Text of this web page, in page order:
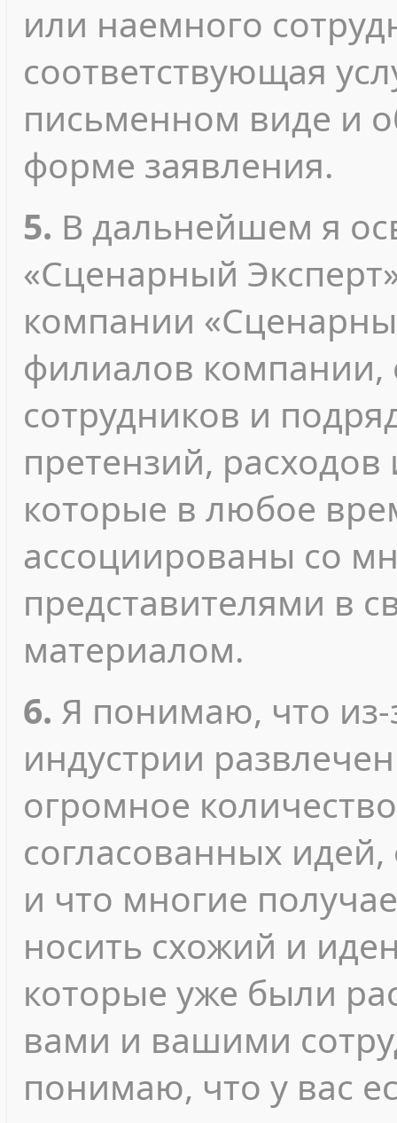
или наемного
соответствующая
письменном виде и
форме заявления.
5. В дальнейшем я
«Сценарный
компании
филиалов компании,
сотрудников и
претензий, расходов
которые в любое
ассоциированы со
представителями в
материалом.
6. Я понимаю, что из-
индустрии
огромное
согласованных
и что многие
носить схожий и
которые уже были
вами и вашими
понимаю, что у вас